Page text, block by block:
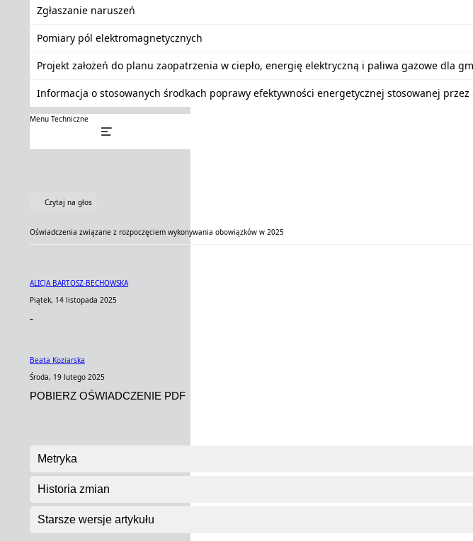
Zgłaszanie naruszeń
Pomiary pól elektromagnetycznych
Projekt założeń do planu zaopatrzenia w ciepło, energię elektryczną i paliwa gazowe dla
Informacja o stosowanych środkach poprawy efektywności energetycznej stosowanej
Menu Techniczne
Czytaj na głos
Oświadczenia związane z rozpoczęciem wykonywania obowiązków w 2025
ALICJA BARTOSZ-BECHOWSKA
Piątek, 14 listopada 2025
-
Beata Koziarska
Środa, 19 lutego 2025
POBIERZ OŚWIADCZENIE PDF
Metryka
Historia zmian
Starsze wersje artykułu